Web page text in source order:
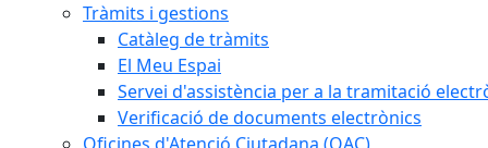
Tràmits i gestions
Catàleg de tràmits
El Meu Espai
Servei d'assistència per a la tramitació
Verificació de documents electrònics